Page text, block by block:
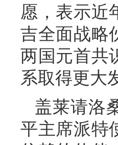
愿，表示近
吉全面战略
两国元首共
系取得更大
盖莱请洛
平主席派特